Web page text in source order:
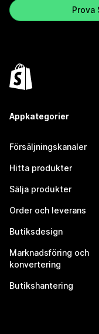
Prova
Appkategorier
Försäljningskanaler
Hitta produkter
Sälja produkter
Order och leverans
Butiksdesign
Marknadsföring och
konvertering
Butikshantering